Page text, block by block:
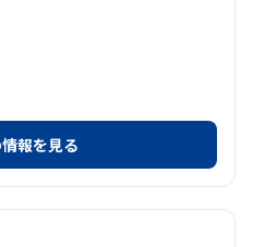
報を見る